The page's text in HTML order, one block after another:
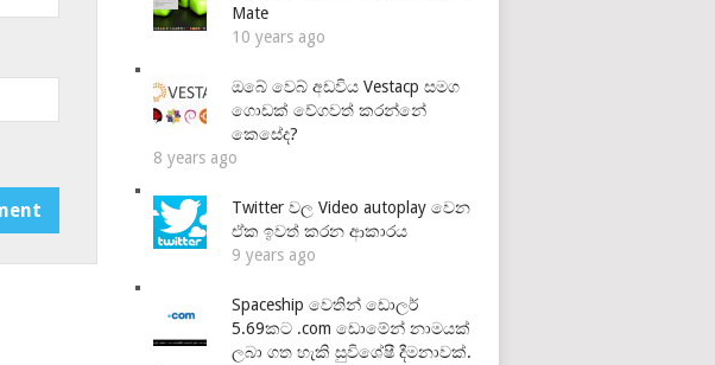
Mate
10 years ago
ඔබේ වෙබ් අඩවිය Vestacp සමග
ගොඩක් වේගවත් කරන්නේ
කෙසේද?
8 years ago
Twitter වල Video autoplay වෙන
ඒක ඉවත් කරන ආකාරය
9 years ago
Spaceship වෙතින් ඩොලර්
5.69කට .com ඩොමේන් නාමයක්
ලබා ගත හැකි සුවිශේෂී දීමනාවක්.